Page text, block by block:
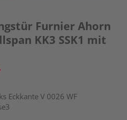
Furnier Ahorn
KK3 SSK1 mit
Eckkante V 0026 WF